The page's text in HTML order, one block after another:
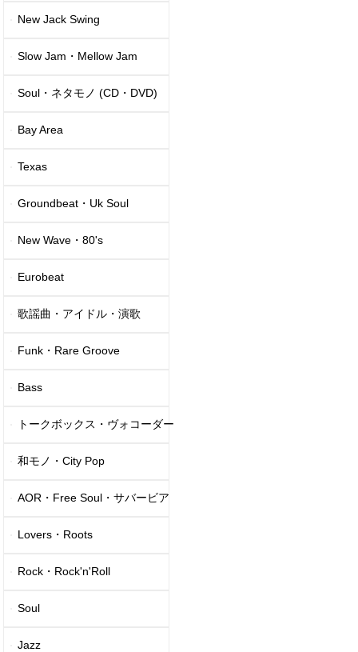
New Jack Swing
Slow Jam・Mellow Jam
Soul・ネタモノ (CD・DVD)
Bay Area
Texas
Groundbeat・Uk Soul
New Wave・80's
Eurobeat
歌謡曲・アイドル・演歌
Funk・Rare Groove
Bass
トークボックス・ヴォコーダー
和モノ・City Pop
AOR・Free Soul・サバービア
Lovers・Roots
Rock・Rock'n'Roll
Soul
Jazz